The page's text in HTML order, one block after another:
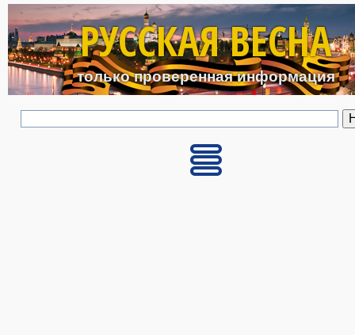
Перейти к основному
РУССКАЯ ВЕСНА
только проверенная информация